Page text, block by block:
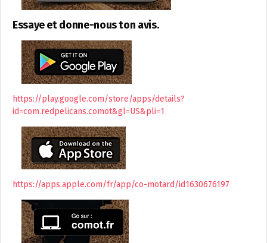
Essaye et donne-nous ton avis.
https://play.google.com/store/apps/details?
id=com.redpelicans.comot&gl=US&pli=1
https://apps.apple.com/fr/app/co-motard/id1630676197